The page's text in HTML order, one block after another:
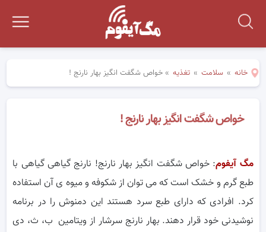
خانه » سلامت » تغذیه »خواص شگفت انگیز بهار نارنج !
خواص شگفت انگیز بهار نارنج !
مگ آیفوم: خواص شگفت انگیز بهار نارنج! نارنج گیاهی گیاهی با
طبع گرم و خشک است که می توان از شکوفه و میوه ی آن استفاده
کرد. افرادی که دارای طبع سرد هستند این دمنوش را در برنامه
نوشیدنی خود قرار دهند. بهار نارنج سرشار از ویتامین ب، ث، دی